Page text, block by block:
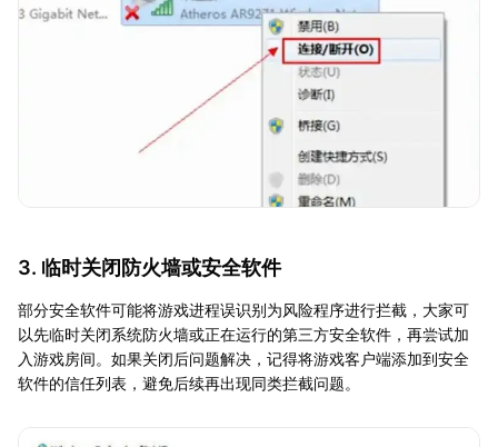
3. 临时关闭防火墙或安全软件
部分安全软件可能将游戏进程误识别为风险程序进行拦截，大家可
以先临时关闭系统防火墙或正在运行的第三方安全软件，再尝试加
入游戏房间。如果关闭后问题解决，记得将游戏客户端添加到安全
软件的信任列表，避免后续再出现同类拦截问题。